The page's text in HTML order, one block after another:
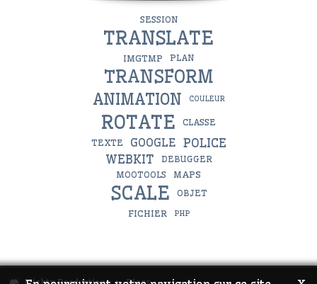
SESSION
TRANSLATE
IMGTMP PLAN
TRANSFORM
ANIMATION COULEUR
ROTATE CLASSE
TEXTE GOOGLE POLICE
WEBKIT
DEBUGGER
MOOTOOLS
MAPS
SCALE OBJET
FICHIER PHP